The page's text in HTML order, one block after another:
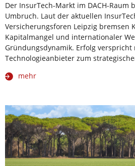
Der InsurTech-Markt im DACH-Raum
Umbruch. Laut der aktuellen
Versicherungsforen Leipzig bremsen
Kapitalmangel und internationaler
Gründungsdynamik. Erfolg verspricht
Technologieanbieter zum
mehr